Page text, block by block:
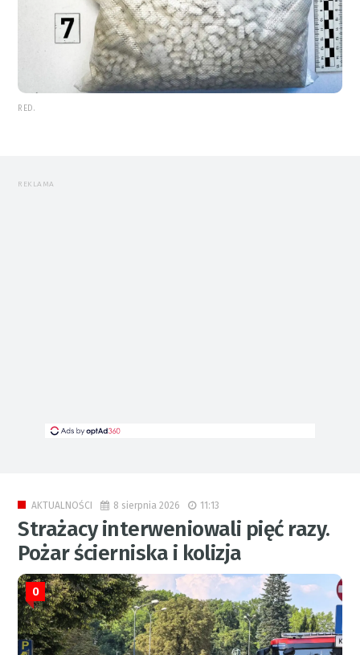
RED.
REKLAMA
AKTUALNOŚCI 8 sierpnia 2026 11:13
Strażacy interweniowali pięć razy.
Pożar ścierniska i kolizja
0